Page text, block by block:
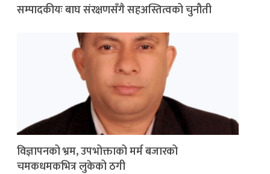
सम्पादकीयः बाघ संरक्षणसँगै सहअस्तित्वको चुनौती
विज्ञापनको भ्रम, उपभोक्ताको मर्म बजारको
चमकधमकभित्र लुकेको ठगी